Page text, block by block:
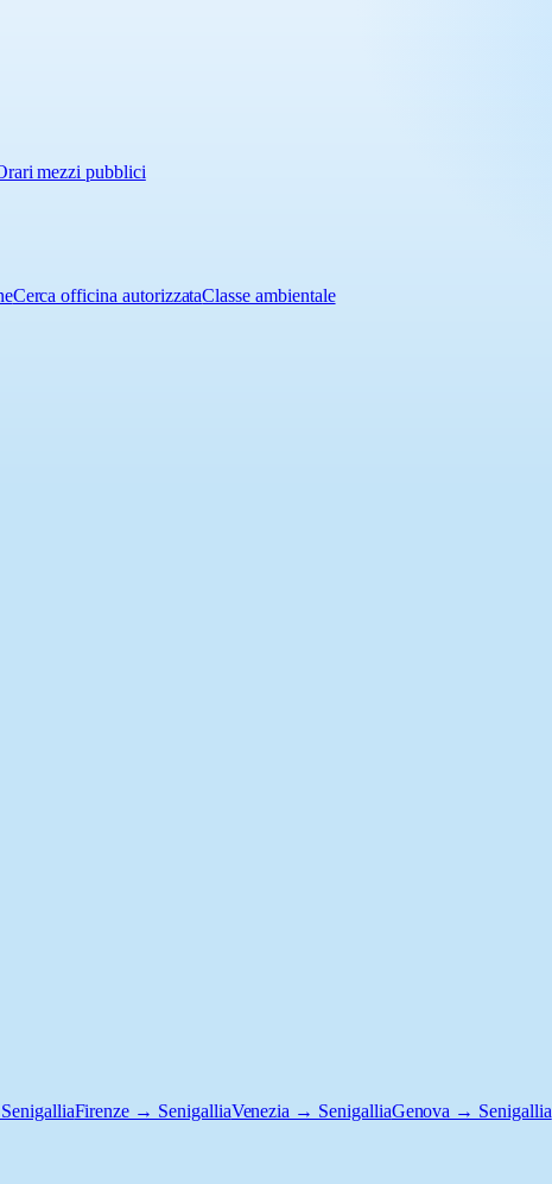
mezzi pubblici
Cerca officina autorizzataClasse ambientale
Firenze → SenigalliaVenezia → SenigalliaGenova → Senigallia